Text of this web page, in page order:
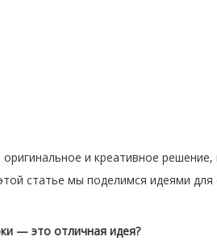
и креативное
статье мы поделимся идеями
— это отличная идея?